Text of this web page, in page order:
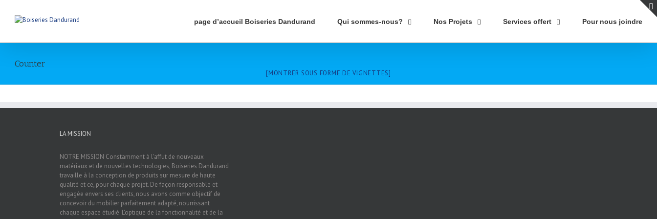
page d’accueil Boiseries Dandurand Qui sommes-nous? Nos Projets Services offert Pour nous joindre
Counter
[MONTRER SOUS FORME DE VIGNETTES]
LA MISSION
NOTRE MISSION Constamment à l'affut de nouveaux
matériaux et de nouvelles technologies, Boiseries Dandurand
travaille à la conception de produits sur mesure de haute
qualité et ce, pour chaque projet. De façon responsable et
engagée envers ses clients, nous avons comme objectif de
concevoir du mobilier parfaitement adapté, nourrissant
chaque espace étudié. L'optique de la fonctionnalité et de la